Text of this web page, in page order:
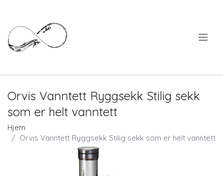
Orvis Vanntett Ryggsekk Stilig sekk
som er helt vanntett
Hjem
Orvis Vanntett Ryggsekk Stilig sekk som er helt vanntett